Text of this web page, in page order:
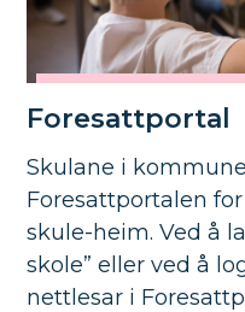
Foresattportal
Skulane i
Foresattportalen
skule-heim. Ved å
skole” eller ved å
nettlesar i